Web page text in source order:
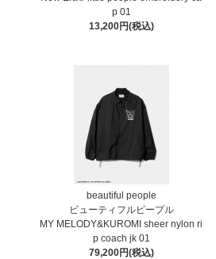
p 01
13,200円(税込)
beautiful people
ビューティフルピープル
MY MELODY&KUROMI sheer nylon ri
p coach jk 01
79,200円(税込)